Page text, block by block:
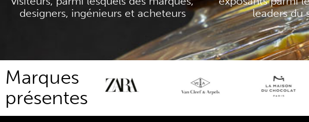
designers, ingénieurs et acheteurs
leaders du
Marques
présentes